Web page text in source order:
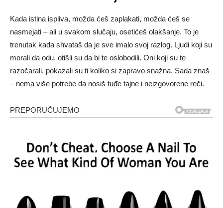
Kada istina ispliva, možda ćeš zaplakati, možda ćeš se
nasmejati – ali u svakom slučaju, osetićeš olakšanje. To je
trenutak kada shvataš da je sve imalo svoj razlog. Ljudi koji su
morali da odu, otišli su da bi te oslobodili. Oni koji su te
razočarali, pokazali su ti koliko si zapravo snažna. Sada znaš
– nema više potrebe da nosiš tuđe tajne i neizgovorene reči.